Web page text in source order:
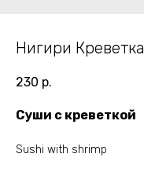
Нигири Креветка
230 р.
Суши с креветкой
Sushi with shrimp